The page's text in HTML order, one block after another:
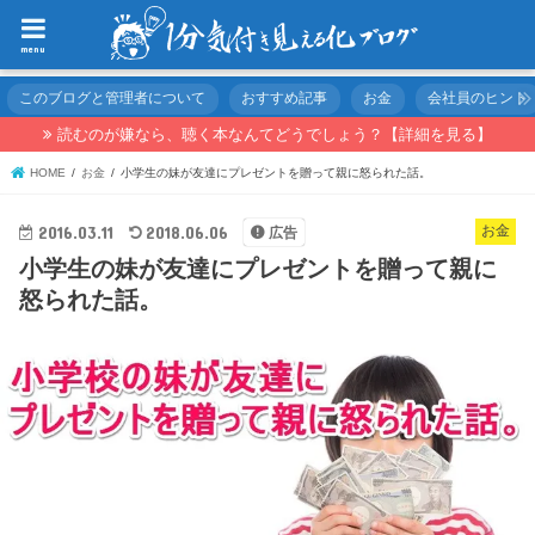
menu
このブログと管理者について おすすめ記事 お金 会社員のヒント
読むのが嫌なら、聴く本なんてどうでしょう？【詳細を見る】
HOME お金 小学生の妹が友達にプレゼントを贈って親に怒られた話。
お金
2016.03.11 2018.06.06 広告
小学生の妹が友達にプレゼントを贈って親に
怒られた話。